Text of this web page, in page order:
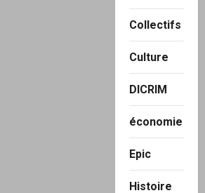
Collectifs
Culture
DICRIM
économie
Epic
Histoire